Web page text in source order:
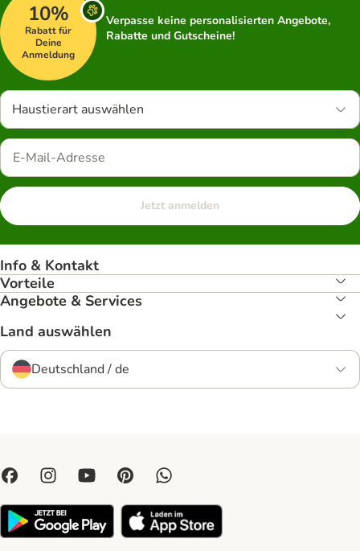
10%
Rabatt für
Deine
Anmeldung
Verpasse keine personalisierten Angebote,
Rabatte und Gutscheine!
Haustierart auswählen
Jetzt anmelden
Info & Kontakt
Vorteile
Angebote & Services
Land auswählen
Deutschland / de